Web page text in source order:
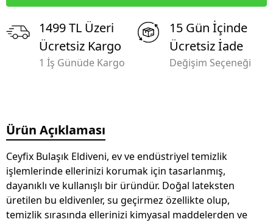
1499 TL Üzeri
Ücretsiz Kargo
1 İş Günüde Kargo
15 Gün İçinde
Ücretsiz İade
Değişim Seçeneği
Ürün Açıklaması
Ceyfix Bulaşık Eldiveni, ev ve endüstriyel temizlik
işlemlerinde ellerinizi korumak için tasarlanmış,
dayanıklı ve kullanışlı bir üründür. Doğal lateksten
üretilen bu eldivenler, su geçirmez özellikte olup,
temizlik sırasında ellerinizi kimyasal maddelerden ve